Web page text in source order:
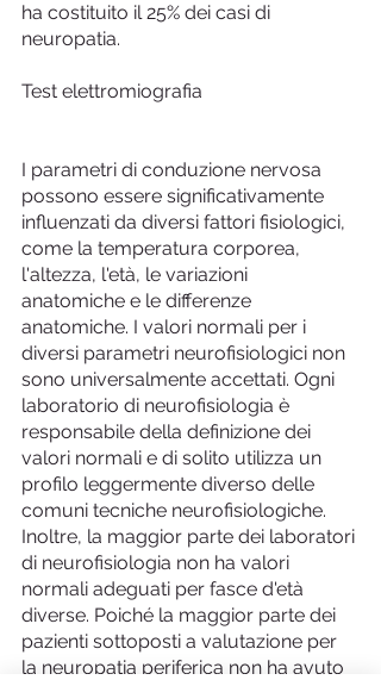
ha costituito il 25% dei casi di
neuropatia.
Test elettromiografia
I parametri di conduzione nervosa
possono essere significativamente
influenzati da diversi fattori fisiologici,
come la temperatura corporea,
l'altezza, l'età, le variazioni
anatomiche e le differenze
anatomiche. I valori normali per i
diversi parametri neurofisiologici non
sono universalmente accettati. Ogni
laboratorio di neurofisiologia è
responsabile della definizione dei
valori normali e di solito utilizza un
profilo leggermente diverso delle
comuni tecniche neurofisiologiche.
Inoltre, la maggior parte dei laboratori
di neurofisiologia non ha valori
normali adeguati per fasce d'età
diverse. Poiché la maggior parte dei
pazienti sottoposti a valutazione per
la neuropatia periferica non ha avuto